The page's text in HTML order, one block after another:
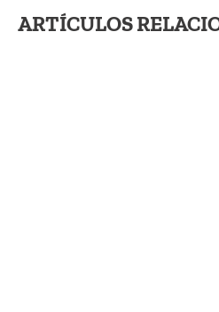
ARTÍCULOS